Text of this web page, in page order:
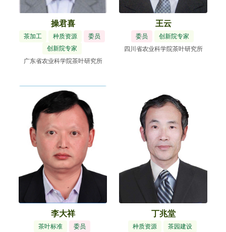
操君喜
茶加工 种质资源
委员
创新院专家
广东省农业科学院茶叶研究所
王云
委员
创新院专家
四川省农业科学院茶叶研究所
李大祥
茶叶标准
委员
丁兆堂
种质资源
茶园建设